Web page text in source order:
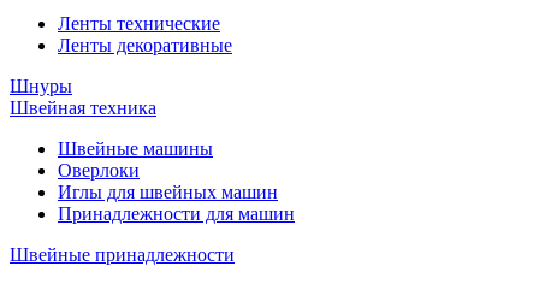
Ленты технические
Ленты декоративные
Шнуры
Швейная техника
Швейные машины
Оверлоки
Иглы для швейных машин
Принадлежности для машин
Швейные принадлежности